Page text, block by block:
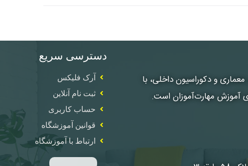
هنر، معماری و دکوراسیون داخلی، با
آموزش مهارت‌آموزان است.
دسترسی سریع
آرک فلیکس
ثبت نام آنلاین
حساب کاربری
قوانین آموزشگاه
ارتباط با آموزشگاه